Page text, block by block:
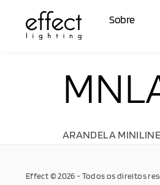
Sobre
ARANDELA
Effect © 2026 - Todos os direitos